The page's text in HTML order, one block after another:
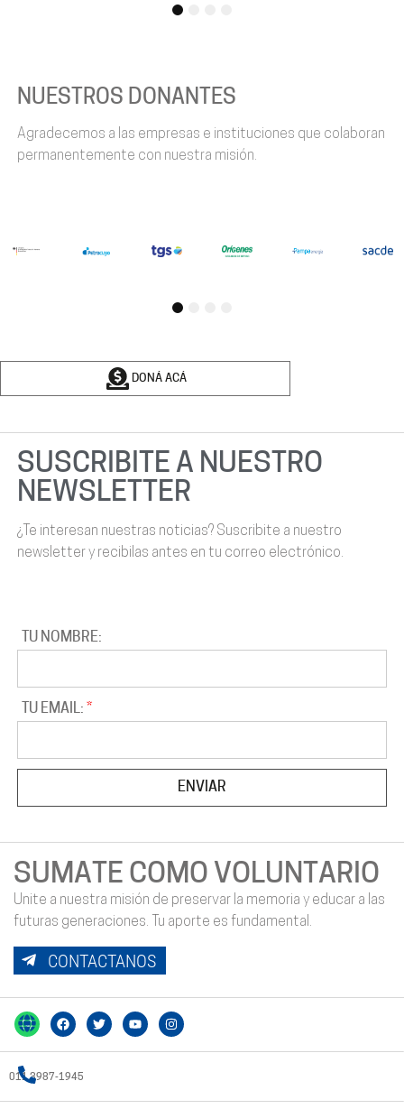
4
NUESTROS DONANTES
Agradecemos a las empresas e instituciones que colaboran
permanentemente con nuestra misión.
4
DONÁ ACÁ
SUSCRIBITE A NUESTRO
NEWSLETTER
¿Te interesan nuestras noticias? Suscribite a nuestro
newsletter y recibilas antes en tu correo electrónico.
TU NOMBRE:
TU EMAIL:
ENVIAR
SUMATE COMO VOLUNTARIO
Unite a nuestra misión de preservar la memoria y educar a las
futuras generaciones. Tu aporte es fundamental.
CONTACTANOS
011 3987-1945